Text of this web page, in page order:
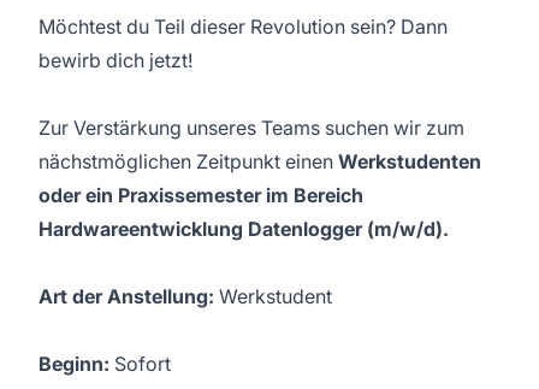
Möchtest du Teil dieser Revolution sein? Dann
bewirb dich jetzt!
Zur Verstärkung unseres Teams suchen wir zum
nächstmöglichen Zeitpunkt einen Werkstudenten
oder ein Praxissemester im Bereich
Hardwareentwicklung Datenlogger (m/w/d).
Art der Anstellung: Werkstudent
Beginn: Sofort